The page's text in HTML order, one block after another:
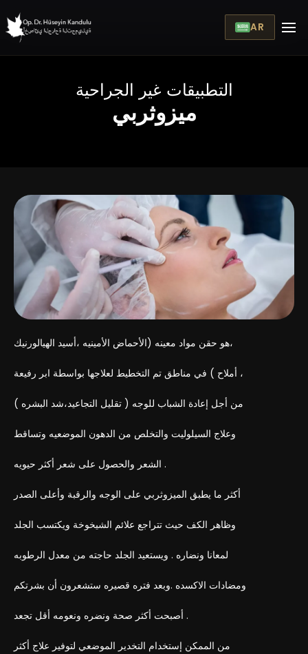
AR
التطبيقات غير الجراحية
ميزوثربي
هو حقن مواد معينه (الأحماض الأمينيه ،أسيد الهيالورنيك،
أملاح ) في مناطق تم التخطيط لعلاجها بواسطة ابر رفيعة ،
من أجل إعادة الشباب للوجه ( تقليل التجاعيد،شد البشره )
وعلاج السيلوليت والتخلص من الدهون الموضعيه وتساقط
الشعر والحصول على شعر أكثر حيويه .
أكثر ما يطبق الميزوثربي على الوجه والرقبة وأعلى الصدر
وظاهر الكف حيث تتراجع علائم الشيخوخة ويكتسب الجلد
لمعانا ونضاره . ويستعيد الجلد حاجته من معدل الرطوبه
ومضادات الاكسده .وبعد فتره قصيره ستشعرون أن بشرتكم
أصبحت أكثر صحة ونضره ونعومه أقل تجعد .
من الممكن إستخدام التخدير الموضعي لتوفير علاج أكثر